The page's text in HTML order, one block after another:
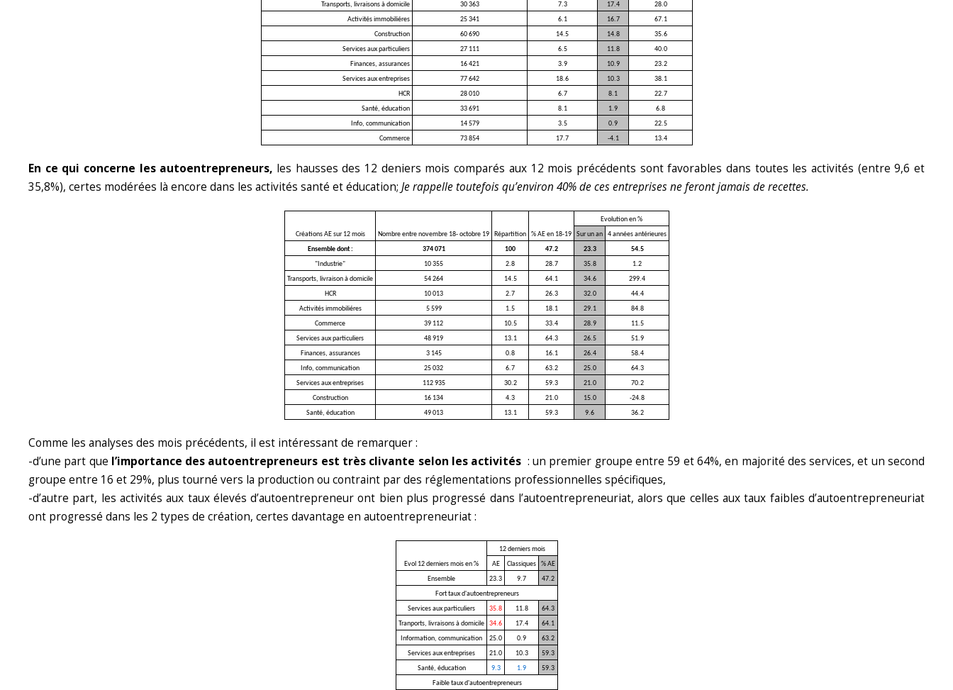
Transports, livraisons à domicile
30 363 7.3 17.4
28.0
Activités immobiliéres
25 341 6.1 16.7
67.1
Construction
60 690 14.5 14.8
35.6
Services aux particuliers
27 111 6.5 11.8
40.0
Finances, assurances
16 421 3.9 10.9
23.2
Services aux entreprises
77 642 18.6 10.3
38.1
HCR
28 010 6.7 8.1
22.7
Santé, éducation
33 691 8.1 1.9
6.8
Info, communication
14 579 3.5 0.9
22.5
Commerce
73 854 17.7 -4.1 13.4
En ce qui concerne les autoentrepreneurs, les hausses des 12 deniers mois comparés aux 12 mois précédents sont favorables dans toutes les activités (entre 9,6 et
35,8%), certes modérées là encore dans les activités santé et éducation; Je rappelle toutefois qu’environ 40% de ces entreprises ne feront jamais de recettes.
Créations AE sur 12 mois Nombre entre novembre 18- octobre 19 Répartition % AE en 18-19
Evolution en %
Sur un an
4 années antérieures
Ensemble dont :
374 071 100 47.2 23.3
54.5
"Industrie"
10 355 2.8 28.7 35.8
1.2
Transports, livraison à domicile
54 264 14.5 64.1 34.6
299.4
HCR
10 013 2.7 26.3 32.0
44.4
Activités immobiliéres
5 599 1.5 18.1 29.1
84.8
Commerce
39 112 10.5 33.4 28.9
11.5
Services aux particuliers
48 919 13.1 64.3 26.5
51.9
Finances, assurances
3 145 0.8 16.1 26.4
58.4
Info, communication
25 032 6.7 63.2 25.0
64.3
Services aux entreprises
112 935 30.2 59.3 21.0
70.2
Construction
16 134 4.3 21.0 15.0
-24.8
Santé, éducation
49 013 13.1 59.3 9.6 36.2
Comme les analyses des mois précédents, il est intéressant de remarquer :
-d’une part que l’importance des autoentrepreneurs est très clivante selon les activités : un premier groupe entre 59 et 64%, en majorité des services, et un second
groupe entre 16 et 29%, plus tourné vers la production ou contraint par des réglementations professionnelles spécifiques,
-d’autre part, les activités aux taux élevés d’autoentrepreneur ont bien plus progressé dans l’autoentrepreneuriat, alors que celles aux taux faibles d’autoentrepreneuriat
ont progressé dans les 2 types de création, certes davantage en autoentrepreneuriat :
Evol 12 derniers mois en %
12 derniers mois
AE
Classiques
% AE
Ensemble
23.3 9.7
47.2
Fort taux d'autoentrepreneurs
Services aux particuliers
35.8 11.8
64.3
Tranports, livraisons à domicile
34.6 17.4
64.1
Information, communication
25.0 0.9
63.2
Services aux entreprises
21.0 10.3
59.3
Santé, éducation
9.3 1.9
59.3
Faible taux d'autoentrepreneurs